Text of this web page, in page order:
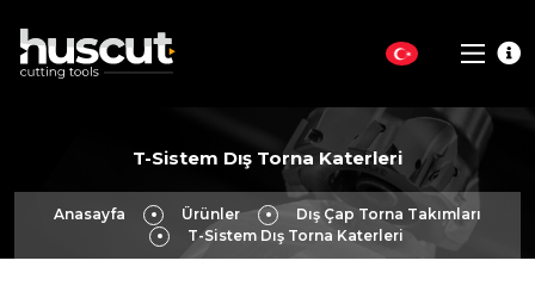
T-Sistem Dış Torna Katerleri
Anasayfa Ürünler
Dış Çap Torna Takımları
T-Sistem Dış Torna Katerleri